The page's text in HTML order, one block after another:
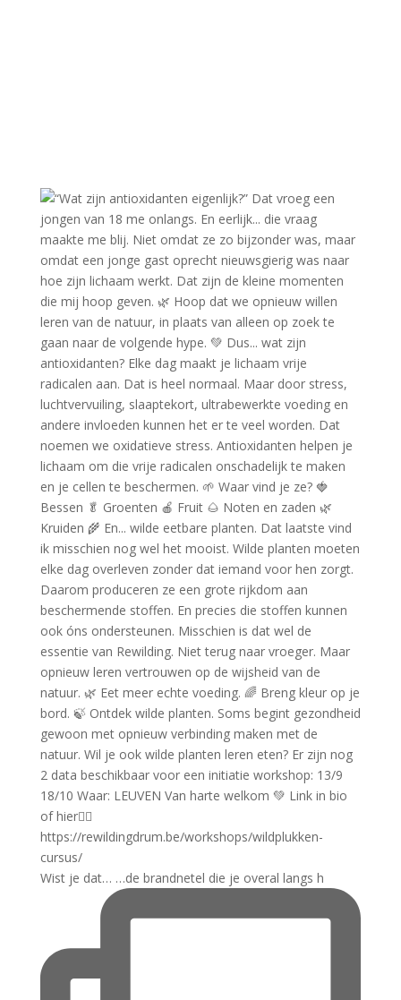
Wist je dat… …de brandnetel die je overal langs h